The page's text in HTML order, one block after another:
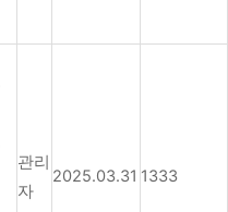
관리
자
2025.03.31 1333